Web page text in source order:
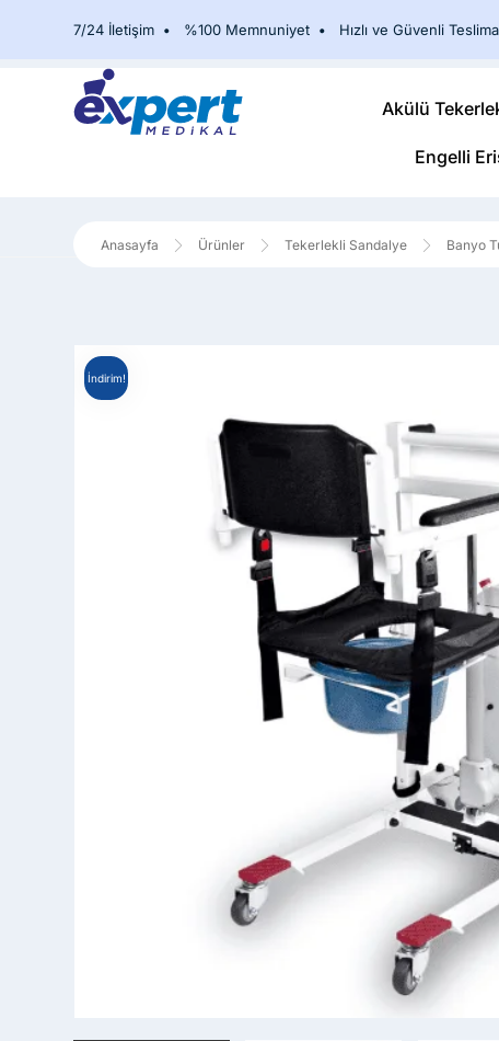
7/24 İletişim • %100 Memnuniyet • Hızlı ve Güvenli
Akülü
Engelli
Ürünler Tekerlekli Sandalye Banyo
İndirim!